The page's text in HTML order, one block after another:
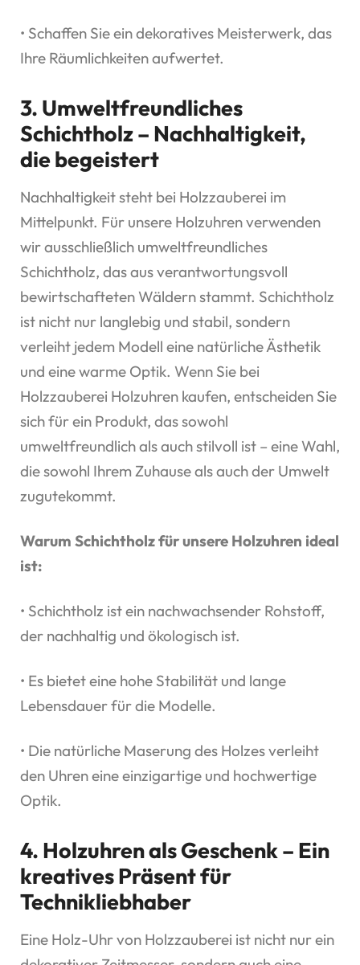
• Schaffen Sie ein dekoratives Meisterwerk, das
Ihre Räumlichkeiten aufwertet.
3. Umweltfreundliches
Schichtholz – Nachhaltigkeit,
die begeistert
Nachhaltigkeit steht bei Holzzauberei im
Mittelpunkt. Für unsere Holzuhren verwenden
wir ausschließlich umweltfreundliches
Schichtholz, das aus verantwortungsvoll
bewirtschafteten Wäldern stammt. Schichtholz
ist nicht nur langlebig und stabil, sondern
verleiht jedem Modell eine natürliche Ästhetik
und eine warme Optik. Wenn Sie bei
Holzzauberei Holzuhren kaufen, entscheiden Sie
sich für ein Produkt, das sowohl
umweltfreundlich als auch stilvoll ist – eine Wahl,
die sowohl Ihrem Zuhause als auch der Umwelt
zugutekommt.
Warum Schichtholz für unsere Holzuhren ideal
ist:
• Schichtholz ist ein nachwachsender Rohstoff,
der nachhaltig und ökologisch ist.
• Es bietet eine hohe Stabilität und lange
Lebensdauer für die Modelle.
• Die natürliche Maserung des Holzes verleiht
den Uhren eine einzigartige und hochwertige
Optik.
4. Holzuhren als Geschenk – Ein
kreatives Präsent für
Technikliebhaber
Eine Holz-Uhr von Holzzauberei ist nicht nur ein